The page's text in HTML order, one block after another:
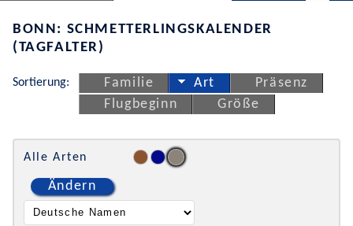
BONN: SCHMETTERLINGSKALENDER
(TAGFALTER)
Sortierung: Familie Art
Präsenz
Flugbeginn
Größe
Alle Arten
Ändern